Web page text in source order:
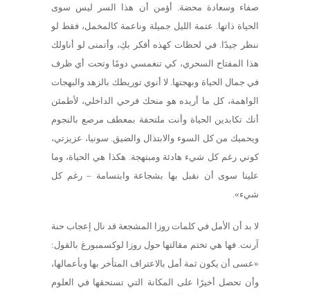
صفاء وسعادة محضة. أؤمن أن هذا السر ليس سوى
الحياة ذاتها. عتمة الليل جميلة وناعمة كالمخمل، فقط لو
ننظر جيدًا. في لحظات كهذه أفكر بكِ، وأتمنى لو أناولك
هذا المفتاح السحري، كي تنغمسي دومًا وتحت أي ظرف
في جمال الحياة وبهجتها. لا أنوي توريطك بالزهد والبهجات
الواهمة، كل ما أريده هو منحك فرحي الداخلي، لأطمئن
أنك تكابدين الحياة وأنت ملتحفة بمعطف مرصع بالنجوم
ويحميك من كل السوء والابتذال والضيق. سونيا، عزيزتي،
كوني رغم كل شيء هادئة ومبتهجة. هكذا هي الحياة، وما
علينا سوى أن نقبل بها بشجاعة وابتسامة – رغم كل
شيء».
لا بد أن الأمل في كلمات روزا المشجعة قد نال إعجاب حنة
آرنت. فها هي تختم مقالتها حول روزا لوكسمبورغ بالقول:
«عسى أن يكون ثمة أمل بالاعتراف المتأخر بها وبأعمالها،
وأن تحصل أخيرًا على المكانة التي تستحقها في العلوم